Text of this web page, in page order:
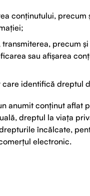
conținutului,
precum
sau afișarea
identifică dreptul
anumit conținut aflat
dreptul la viața
încălcate,
electronic.